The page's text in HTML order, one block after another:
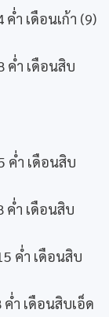
ำ เดือนเก้า (9)
ค่ำ เดือนสิบ
ค่ำ เดือนสิบ
ค่ำ เดือนสิบ
ค่ำ เดือนสิบ
ำ เดือนสิบเอ็ด